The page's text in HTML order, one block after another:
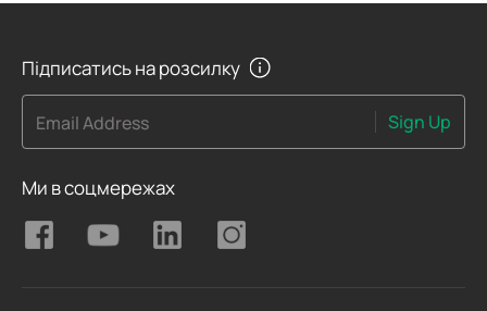
Підписатись на розсилку
Email Address Sign Up
Ми в соцмережах